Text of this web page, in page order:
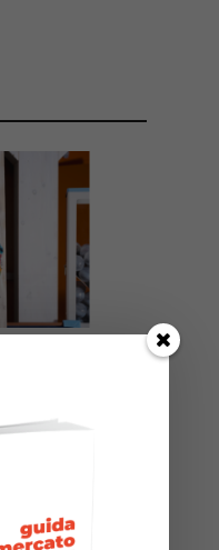
(The Art
scoperta di